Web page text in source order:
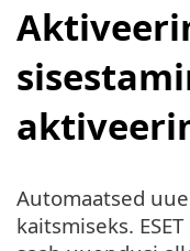
Automaatsed
kaitsmiseks.